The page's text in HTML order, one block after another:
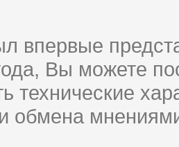
впервые
Вы можете
технические
обмена